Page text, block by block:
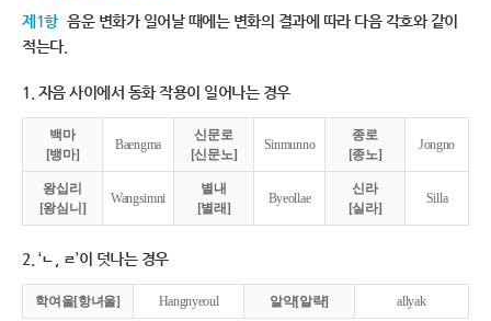
제1항 음운 변화가 일어날 때에는 변화의 결과에 따라 다음 각호와 같이
적는다.
1. 자음 사이에서 동화 작용이 일어나는 경우
백마
[뱅마]
Baengma
신문로
[신문노]
Sinmunno
종로
[종노]
Jongno
왕십리
[왕심니]
Wangsimni
별내
[별래]
Byeollae
신라
[실라]
Silla
2. ‘ㄴ, ㄹ’이 덧나는 경우
학여울[항녀울] Hangnyeoul 알약[알략] allyak